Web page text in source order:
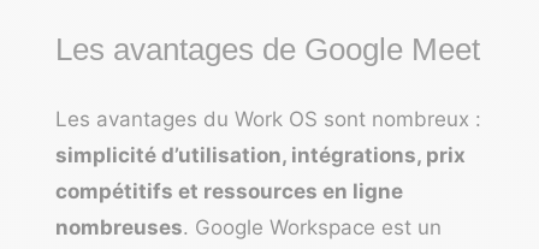
Les avantages de Google Meet
Les avantages du Work OS sont nombreux :
simplicité d’utilisation, intégrations, prix
compétitifs et ressources en ligne
nombreuses. Google Workspace est un